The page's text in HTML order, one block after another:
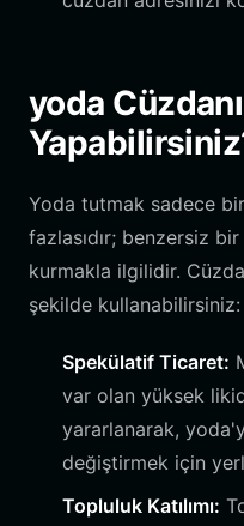
yoda
Yoda tutmak sadece
fazlasıdır; benzersiz
kurmakla ilgilidir.
şekilde kullanabilirsiniz:
Spekülatif Ticaret:
var olan yüksek
yararlanarak,
değiştirmek için
Topluluk Katılımı: